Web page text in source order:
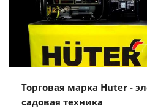
Торговая марка Huter -
садовая техника